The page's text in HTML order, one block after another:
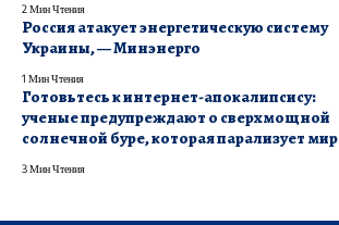
2 Мин Чтения
Россия атакует энергетическую систему
Украины, — Минэнерго
1 Мин Чтения
Готовьтесь к интернет-апокалипсису:
ученые предупреждают о сверхмощной
солнечной буре, которая парализует мир
3 Мин Чтения